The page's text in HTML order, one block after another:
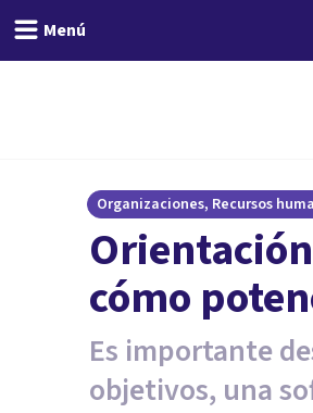
Menú
Organizaciones, Recursos
cómo
Es importante
objetivos, una